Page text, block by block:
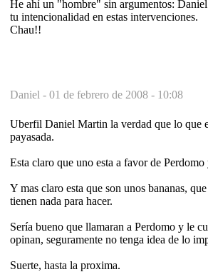
He ahí un "hombre" sin argumentos:
tu intencionalidad en estas intervenciones.
Chau!!
Daniel - 01 de febrero de 2008 - 10:08
Uberfil Daniel Martin la verdad que lo que
payasada.
Esta claro que uno esta a favor de
Y mas claro esta que son unos bananas,
tienen nada para hacer.
Sería bueno que llamaran a Perdomo y le
opinan, seguramente no tenga idea de lo
Suerte, hasta la proxima.